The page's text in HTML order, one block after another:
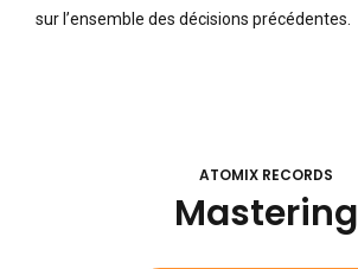
sur l’ensemble des décisions précédentes.
ATOMIX RECORDS
Mastering